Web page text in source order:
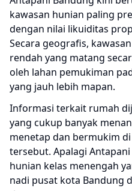
kawasan hunian paling
dengan nilai likuiditas
Secara geografis,
rendah yang matang
oleh lahan pemukiman
yang jauh lebih mapan.
Informasi terkait rumah
yang cukup banyak
menetap dan bermukim
tersebut. Apalagi
hunian kelas menengah
nadi pusat kota Bandung